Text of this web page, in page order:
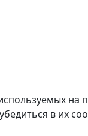
на
в их